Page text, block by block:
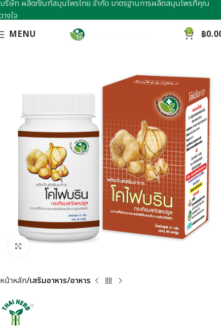
MENU 0 ฿
Click to enlarge
หน้าหลัก เสริมอาหาร/อาหาร
บริษัท ผลิตภัณฑ์สมุนไพรไทย จำกัด มาตรฐานการผลิตสมุนไพรที่คุณ
วางใจ